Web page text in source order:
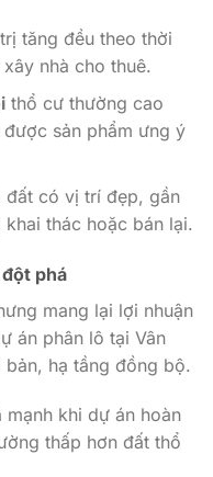
tăng đều theo thời
nhà cho thuê.
thổ cư thường cao
sản phẩm ưng ý
đất có vị trí đẹp, gần
thác hoặc bán lại.
phá
mang lại lợi nhuận
án phân lô tại Vân
hạ tầng đồng bộ.
mạnh khi dự án hoàn
thấp hơn đất thổ